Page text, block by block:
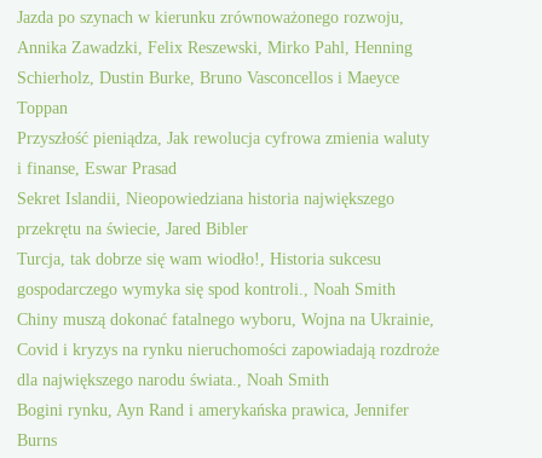
Jazda po szynach w kierunku zrównoważonego rozwoju,
Annika Zawadzki, Felix Reszewski, Mirko Pahl, Henning
Schierholz, Dustin Burke, Bruno Vasconcellos i Maeyce
Toppan
Przyszłość pieniądza, Jak rewolucja cyfrowa zmienia waluty
i finanse, Eswar Prasad
Sekret Islandii, Nieopowiedziana historia największego
przekrętu na świecie, Jared Bibler
Turcja, tak dobrze się wam wiodło!, Historia sukcesu
gospodarczego wymyka się spod kontroli., Noah Smith
Chiny muszą dokonać fatalnego wyboru, Wojna na Ukrainie,
Covid i kryzys na rynku nieruchomości zapowiadają rozdroże
dla największego narodu świata., Noah Smith
Bogini rynku, Ayn Rand i amerykańska prawica, Jennifer
Burns